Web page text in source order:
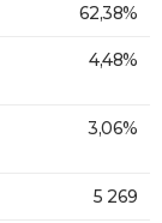
62,38%
4,48%
3,06%
5 269